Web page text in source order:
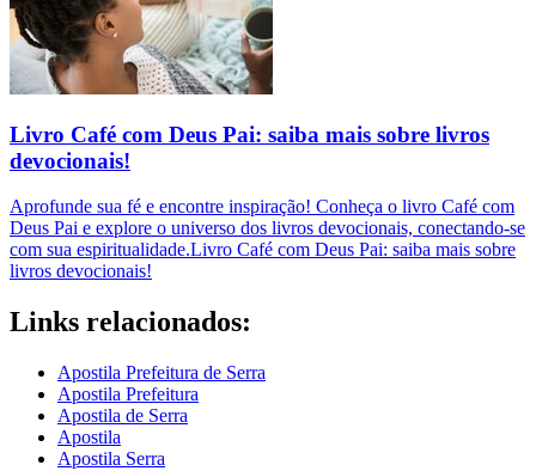
Livro Café com Deus Pai: saiba mais sobre livros
devocionais!
Aprofunde sua fé e encontre inspiração! Conheça o livro Café com
Deus Pai e explore o universo dos livros devocionais, conectando-se
com sua espiritualidade.Livro Café com Deus Pai: saiba mais sobre
livros devocionais!
Links relacionados:
Apostila Prefeitura de Serra
Apostila Prefeitura
Apostila de Serra
Apostila
Apostila Serra